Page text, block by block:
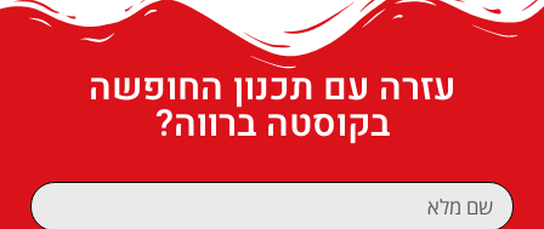
עזרה עם תכנון החופשה
בקוסטה ברווה?